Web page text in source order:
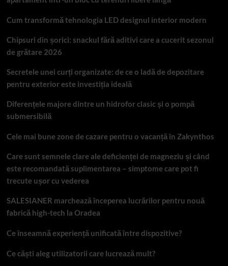
Cum transformă tehnologia LED designul interior modern
Chipsuri din șorici: snackul fără aditivi care a cucerit sezonul
de grătare 2026
Secretele unei curți organizate: de ce o ladă de depozitare
pentru exterior este investiția ideală
Diferențele majore dintre un hidrofor clasic și o pompă
submersibilă
Cele mai bune zone de cazare pentru o vacanță în Zakynthos
Care sunt semnele clare ale deficienței de magneziu și când
este recomandată suplimentarea – simptome care pot fi
trecute ușor cu vederea
SALESIANER marchează începerea lucrărilor pentru nouă
fabrică high-tech la Oradea
Ce înseamnă experiență unificată între dispozitive?
Ce căști aleg utilizatorii care lucrează mult?